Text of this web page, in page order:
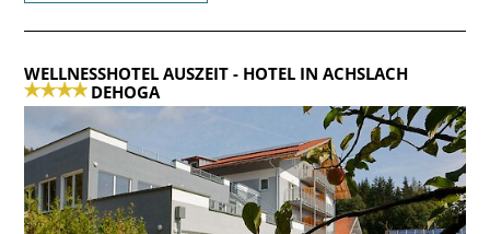
WELLNESSHOTEL AUSZEIT- HOTEL IN ACHSLACH
DEHOGA